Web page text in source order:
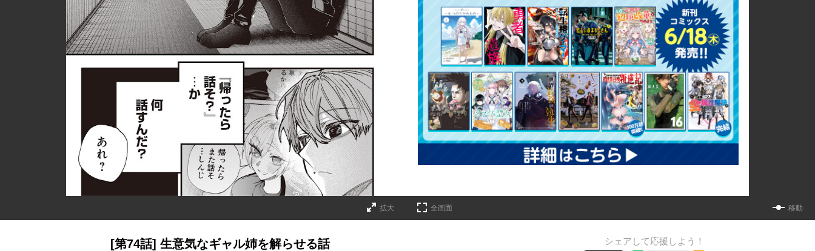
拡大 全画面 移動
[第74話] 生意気なギャル姉を解らせる話 シェアして応援しよう！